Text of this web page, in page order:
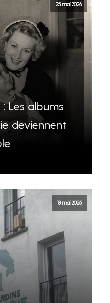
25 mai 2026
Les albums
deviennent
18 mai 2026